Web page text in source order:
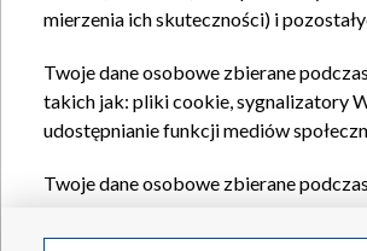
mierzenia ich skuteczności) i
Twoje dane osobowe zbierane
takich jak: pliki cookie, sygnalizatory
udostępnianie funkcji mediów
Twoje dane osobowe zbierane
Partnerów TVPdla realizacji